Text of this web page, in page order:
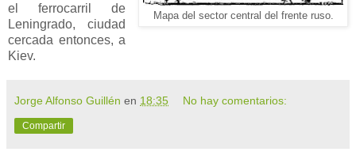
Mapa del sector central del frente ruso.
el ferrocarril de
Leningrado, ciudad
cercada entonces, a
Kiev.
Jorge Alfonso Guillén en 18:35 No hay comentarios:
Compartir